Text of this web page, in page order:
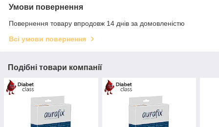
Умови повернення
Повернення товару впродовж 14 днів за домовленістю
Всі умови повернення
Подібні товари компанії